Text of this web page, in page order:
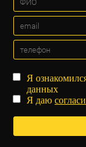
Я
данных
Я даю